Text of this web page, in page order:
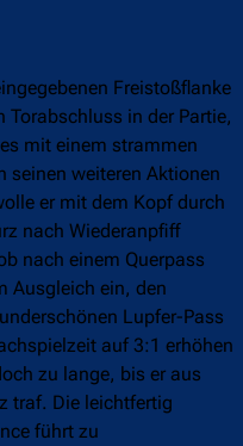
Freistoßflanke
in der Partie,
mit einem strammen
seinen weiteren Aktionen
er mit dem Kopf durch
nach Wiederanpfiff
nach einem Querpass
Ausgleich ein, den
Lupfer-Pass
auf 3:1 erhöhen
zu lange, bis er aus
traf. Die leichtfertig
führt zu